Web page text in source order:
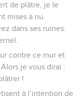
de plâtre, je le
mises à nu.
dans ses ruines.
contre ce mur et
je vous dirai :
!
à l’intention de